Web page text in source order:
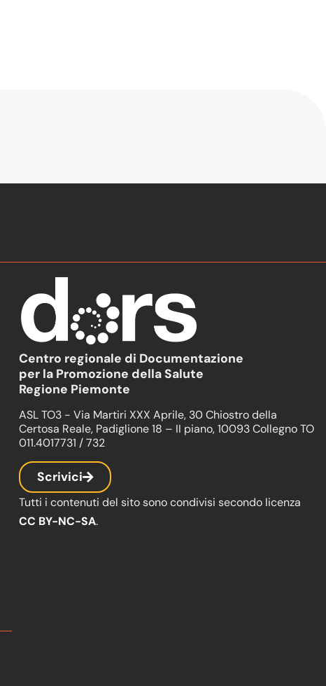
Centro regionale di Documentazione
per la Promozione della Salute
Regione Piemonte
ASL TO3 - Via Martiri XXX Aprile, 30 Chiostro della
Certosa Reale, Padiglione 18 – II piano, 10093 Collegno TO
011.4017731 / 732
Scrivici
Tutti i contenuti del sito sono condivisi secondo licenza
CC BY-NC-SA.